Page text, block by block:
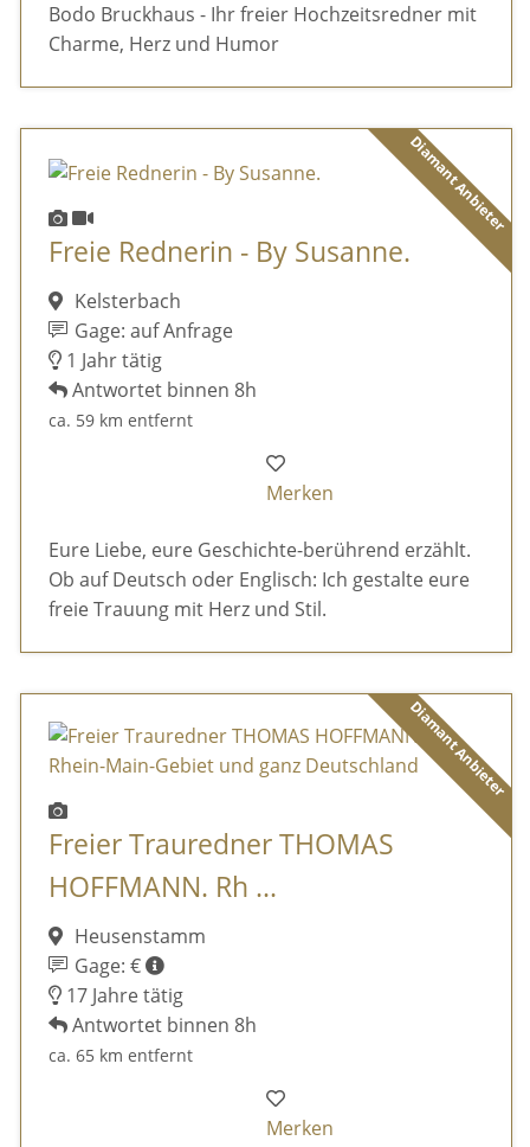
Bodo Bruckhaus - Ihr freier Hochzeitsredner mit
Charme, Herz und Humor
Diamant Anbieter
Freie Rednerin - By Susanne.
Kelsterbach
Gage: auf Anfrage
1 Jahr tätig
Antwortet binnen 8h
ca. 59 km entfernt
Merken
Eure Liebe, eure Geschichte-berührend erzählt.
Ob auf Deutsch oder Englisch: Ich gestalte eure
freie Trauung mit Herz und Stil.
Diamant Anbieter
Freier Trauredner THOMAS
HOFFMANN. Rh ...
Heusenstamm
Gage: €
17 Jahre tätig
Antwortet binnen 8h
ca. 65 km entfernt
Merken